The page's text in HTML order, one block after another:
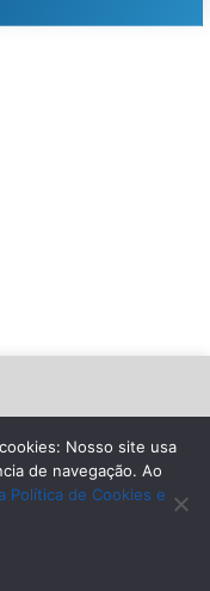
de navegação.
Política de
Nosso site usa
de navegação. Ao
Política de Cookies e